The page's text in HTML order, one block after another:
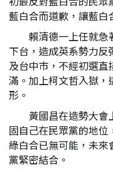
藍白合而道歉，讓藍白
賴清德一上任就急
下台，造成英系勢力
及台中市，不經初選
滿。加上柯文哲入獄
形。
黃國昌在造勢大會
固自己在民眾黨的地
綠白合已無可能，未來
黨緊密結合。